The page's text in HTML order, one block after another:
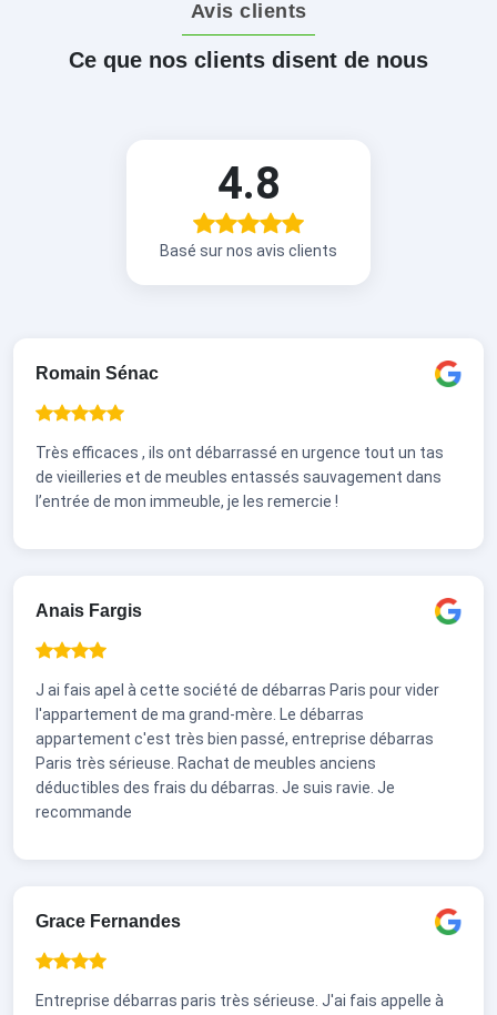
Avis clients
Ce que nos clients disent de nous
4.8
Basé sur nos avis clients
Romain Sénac
Très efficaces , ils ont débarrassé en urgence tout un tas
de vieilleries et de meubles entassés sauvagement dans
l’entrée de mon immeuble, je les remercie !
Anais Fargis
J ai fais apel à cette société de débarras Paris pour vider
l'appartement de ma grand-mère. Le débarras
appartement c'est très bien passé, entreprise débarras
Paris très sérieuse. Rachat de meubles anciens
déductibles des frais du débarras. Je suis ravie. Je
recommande
Grace Fernandes
Entreprise débarras paris très sérieuse. J'ai fais appelle à